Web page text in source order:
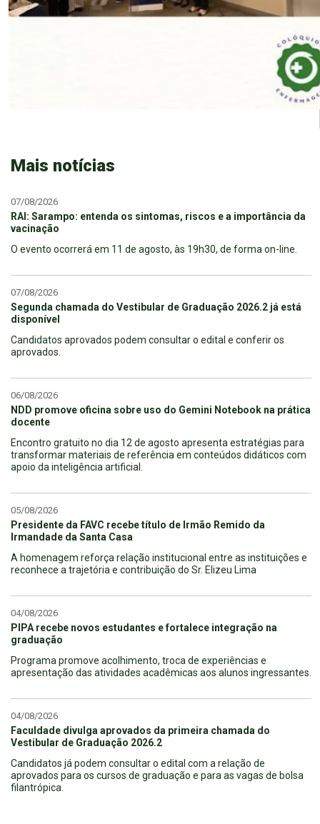
Mais notícias
07/08/2026
RAI: Sarampo: entenda os sintomas, riscos e a importância da
vacinação
O evento ocorrerá em 11 de agosto, às 19h30, de forma on-line.
07/08/2026
Segunda chamada do Vestibular de Graduação 2026.2 já está
disponível
Candidatos aprovados podem consultar o edital e conferir os
aprovados.
06/08/2026
NDD promove oficina sobre uso do Gemini Notebook na prática
docente
Encontro gratuito no dia 12 de agosto apresenta estratégias para
transformar materiais de referência em conteúdos didáticos com
apoio da inteligência artificial.
05/08/2026
Presidente da FAVC recebe título de Irmão Remido da
Irmandade da Santa Casa
A homenagem reforça relação institucional entre as instituições e
reconhece a trajetória e contribuição do Sr. Elizeu Lima
04/08/2026
PIPA recebe novos estudantes e fortalece integração na
graduação
Programa promove acolhimento, troca de experiências e
apresentação das atividades acadêmicas aos alunos ingressantes.
04/08/2026
Faculdade divulga aprovados da primeira chamada do
Vestibular de Graduação 2026.2
Candidatos já podem consultar o edital com a relação de
aprovados para os cursos de graduação e para as vagas de bolsa
filantrópica.